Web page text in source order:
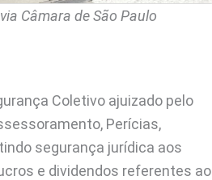
Câmara de São Paulo
Coletivo ajuizado pelo
Perícias,
segurança jurídica aos
e dividendos referentes ao